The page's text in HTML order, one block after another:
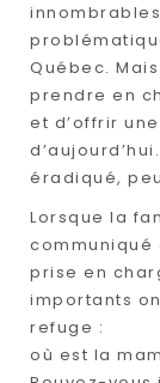
Québec.
prendre en
et d’offrir
éradiqué,
Lorsque la
communiqué
prise en
importants
refuge :
où est la